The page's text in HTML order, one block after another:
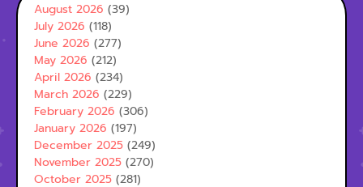
August 2026 (39)
July 2026 (118)
June 2026 (277)
May 2026 (212)
April 2026 (234)
March 2026 (229)
February 2026 (306)
January 2026 (197)
December 2025 (249)
November 2025 (270)
October 2025 (281)